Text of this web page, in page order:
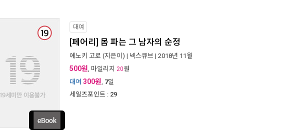
대여
[페어리] 몸 파는 그 남자의 순정
에노키 고로 (지은이) | 넥스큐브 | 2018년 11월
500원, 마일리지 20원
대여 300원, 7일
세일즈포인트 : 29